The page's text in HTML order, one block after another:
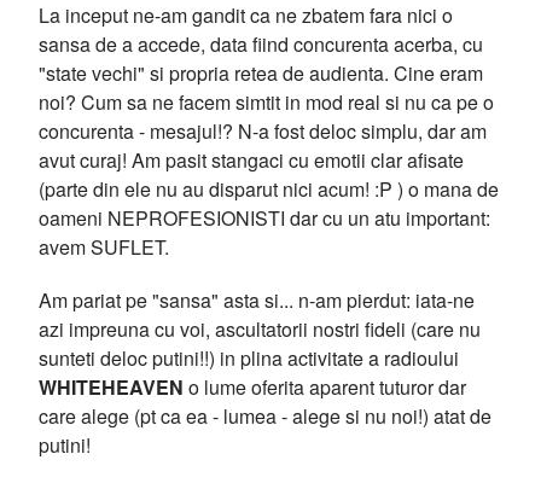
La inceput ne-am gandit ca ne zbatem fara nici o
sansa de a accede, data fiind concurenta acerba, cu
"state vechi" si propria retea de audienta. Cine eram
noi? Cum sa ne facem simtit in mod real si nu ca pe o
concurenta - mesajul!? N-a fost deloc simplu, dar am
avut curaj! Am pasit stangaci cu emotii clar afisate
(parte din ele nu au disparut nici acum! :P ) o mana de
oameni NEPROFESIONISTI dar cu un atu important:
avem SUFLET.
Am pariat pe "sansa" asta si... n-am pierdut: iata-ne
azi impreuna cu voi, ascultatorii nostri fideli (care nu
sunteti deloc putini!!) in plina activitate a radioului
WHITEHEAVEN o lume oferita aparent tuturor dar
care alege (pt ca ea - lumea - alege si nu noi!) atat de
putini!